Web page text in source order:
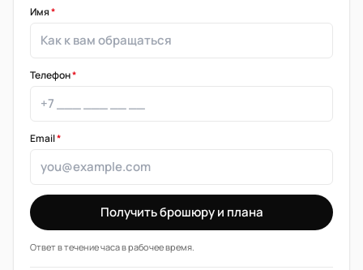
Имя*
Телефон*
Email*
Получить брошюру и плана
Ответ в течение часа в рабочее время.